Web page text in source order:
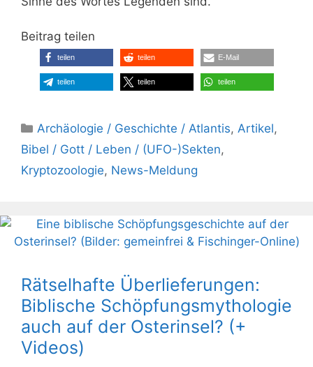
Beitrag teilen
teilen teilen E-Mail
teilen teilen teilen
Kategorien
Archäologie / Geschichte / Atlantis,Artikel,
Bibel / Gott / Leben / (UFO-)Sekten,
Kryptozoologie, News-Meldung
Rätselhafte Überlieferungen:
Biblische Schöpfungsmythologie
auch auf der Osterinsel? (+
Videos)